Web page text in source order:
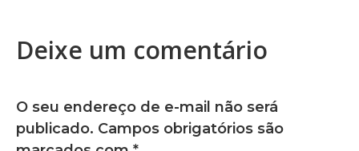
Deixe um comentário
O seu endereço de e-mail não será
publicado. Campos obrigatórios são